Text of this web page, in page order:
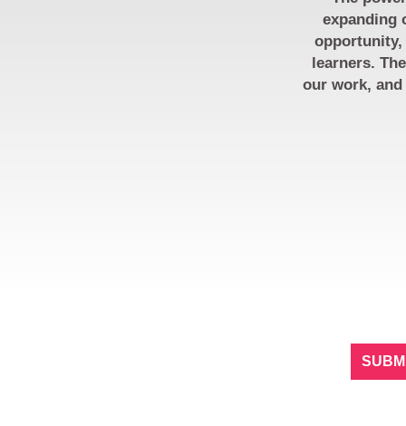
expanding
opportunity,
learners.
our work,